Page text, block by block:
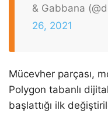
& Gabbana
26, 2021
Mücevher parçası,
Polygon tabanlı
başlattığı ilk